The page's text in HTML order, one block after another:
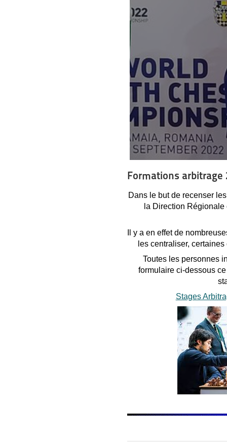
Formations arbitrage
Dans le but de recenser
la Direction
Il y a en effet de
les centraliser,
Toutes les personnes
formulaire ci-dessous
Stages